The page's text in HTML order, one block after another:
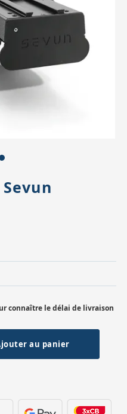
Têtes
connaître le délai de livraison
au panier